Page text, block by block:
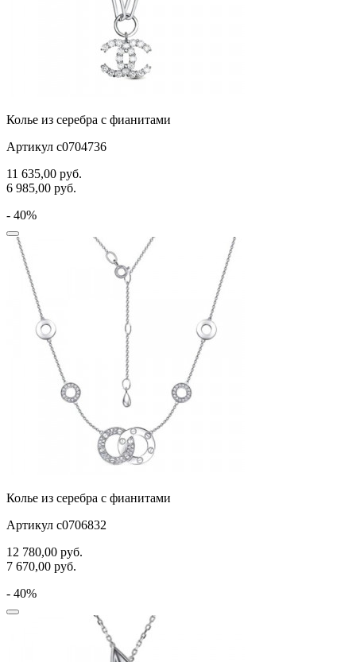
Колье из серебра с фианитами
Артикул с0704736
11 635,00 руб.
6 985,00 руб.
- 40%
Колье из серебра с фианитами
Артикул с0706832
12 780,00 руб.
7 670,00 руб.
- 40%